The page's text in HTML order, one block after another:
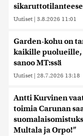
Uutiset | 3.8.2026 11:01
Garden-kohu on
kaikille puolueille,
sanoo MT:ssä
Uutiset | 28.7.2026 13:18
Antti Kurvinen
toimia Carunan
Multala ja Orpo!”